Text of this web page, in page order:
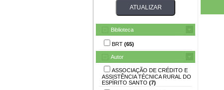
Biblioteca
BRT (65)
Autor
ASSOCIAÇÃO DE CRÉDITO E
ASSISTÊNCIA TÉCNICA RURAL DO
ESPÍRITO SANTO (7)